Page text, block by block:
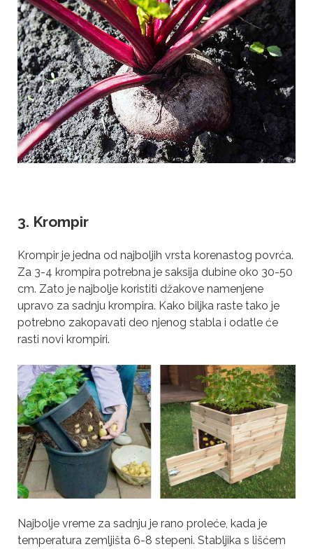
3. Krompir
Krompir je jedna od najboljih vrsta korenastog povrća.
Za 3-4 krompira potrebna je saksija dubine oko 30-50
cm. Zato je najbolje koristiti džakove namenjene
upravo za sadnju krompira. Kako biljka raste tako je
potrebno zakopavati deo njenog stabla i odatle će
rasti novi krompiri.
Najbolje vreme za sadnju je rano proleće, kada je
temperatura zemljišta 6-8 stepeni. Stabljika s lišćem